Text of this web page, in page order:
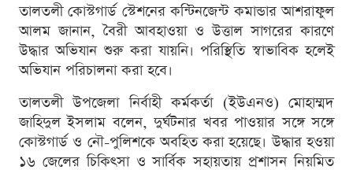
তালতলী কোস্টগার্ড স্টেশনের কন্টিনজেন্ট কমান্ডার আশরাফুল
আলম জানান, বৈরী আবহাওয়া ও উত্তাল সাগরের কারণে
উদ্ধার অভিযান শুরু করা যায়নি। পরিস্থিতি স্বাভাবিক হলেই
অভিযান পরিচালনা করা হবে।
তালতলী উপজেলা নির্বাহী কর্মকর্তা (ইউএনও) মোহাম্মদ
জাহিদুল ইসলাম বলেন, দুর্ঘটনার খবর পাওয়ার সঙ্গে সঙ্গে
কোস্টগার্ড ও নৌ-পুলিশকে অবহিত করা হয়েছে। উদ্ধার হওয়া
১৬ জেলের চিকিৎসা ও সার্বিক সহায়তায় প্রশাসন নিয়মিত